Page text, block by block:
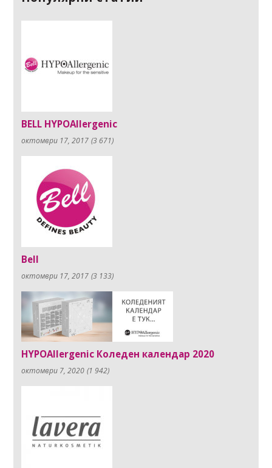
BELL HYPOAllergenic
октомври 17, 2017 (3 671)
Bell
октомври 17, 2017 (3 133)
HYPOAllergenic Коледен календар 2020
октомври 7, 2020 (1 942)